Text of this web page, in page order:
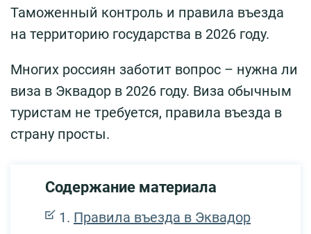
Таможенный контроль и правила въезда
на территорию государства в 2026 году.
Многих россиян заботит вопрос – нужна ли
виза в Эквадор в 2026 году. Виза обычным
туристам не требуется, правила въезда в
страну просты.
Содержание материала
Правила въезда в Эквадор